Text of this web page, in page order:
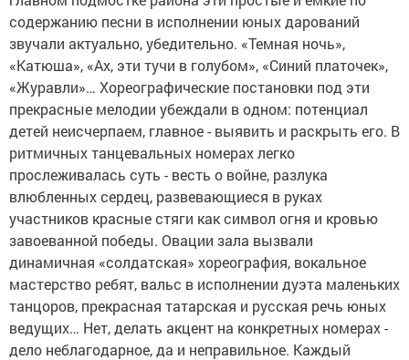
содержанию песни в исполнении юных дарований
звучали актуально, убедительно. «Темная ночь»,
«Катюша», «Ах, эти тучи в голубом», «Синий платочек»,
«Журавли»… Хореографические постановки под эти
прекрасные мелодии убеждали в одном: потенциал
детей неисчерпаем, главное - выявить и раскрыть его. В
ритмичных танцевальных номерах легко
прослеживалась суть - весть о войне, разлука
влюбленных сердец, развевающиеся в руках
участников красные стяги как символ огня и кровью
завоеванной победы. Овации зала вызвали
динамичная «солдатская» хореография, вокальное
мастерство ребят, вальс в исполнении дуэта маленьких
танцоров, прекрасная татарская и русская речь юных
ведущих… Нет, делать акцент на конкретных номерах -
дело неблагодарное, да и неправильное. Каждый